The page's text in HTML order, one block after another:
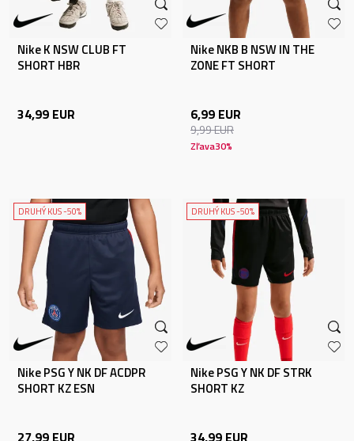
Nike K NSW CLUB FT
SHORT HBR
34,99 EUR
Nike NKB B NSW IN THE
ZONE FT SHORT
6,99 EUR
9,99EUR
Zľava30%
DRUHÝ KUS -50%
Nike PSG Y NK DF ACDPR
SHORT KZ ESN
27,99 EUR
DRUHÝ KUS -50%
Nike PSG Y NK DF STRK
SHORT KZ
34,99 EUR